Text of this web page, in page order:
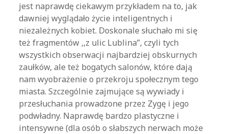
jest naprawdę ciekawym przykładem na to, jak
dawniej wyglądało życie inteligentnych i
niezależnych kobiet. Doskonale słuchało mi się
też fragmentów ,,z ulic Lublina”, czyli tych
wszystkich obserwacji najbardziej obskurnych
zaułków, ale też bogatych salonów, które dają
nam wyobrażenie o przekroju społecznym tego
miasta. Szczególnie zajmujące są wywiady i
przesłuchania prowadzone przez Zygę i jego
podwładny. Naprawdę bardzo plastyczne i
intensywne (dla osób o słabszych nerwach może